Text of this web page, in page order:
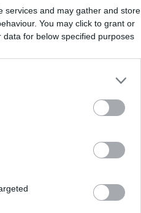
services and may gather and store
You may click to grant or
for below specified purposes